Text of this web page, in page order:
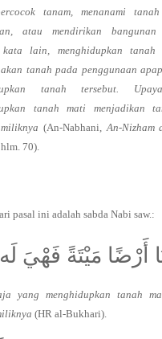
tanam, menanami
atau mendirikan
kata lain, menghidupkan tanah
tanah pada penggunaan
tanah tersebut.
tanah mati menjadikan
(An-Nabhani,An-Nizham
hlm. 70).
pasal ini adalah sabda Nabi saw.:
أَرْضًا مَيْتَةً فَهْيَ لَه
yang menghidupkan tanah
(HR al-Bukhari).